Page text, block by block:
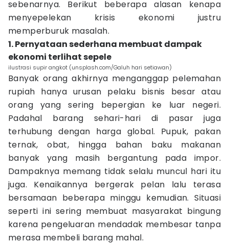
sebenarnya. Berikut beberapa alasan kenapa
menyepelekan krisis ekonomi justru
memperburuk masalah.
1. Pernyataan sederhana membuat dampak
ekonomi terlihat sepele
ilustrasi supir angkot (unsplash.com/Galuh hari setiawan)
Banyak orang akhirnya menganggap pelemahan
rupiah hanya urusan pelaku bisnis besar atau
orang yang sering bepergian ke luar negeri.
Padahal barang sehari-hari di pasar juga
terhubung dengan harga global. Pupuk, pakan
ternak, obat, hingga bahan baku makanan
banyak yang masih bergantung pada impor.
Dampaknya memang tidak selalu muncul hari itu
juga. Kenaikannya bergerak pelan lalu terasa
bersamaan beberapa minggu kemudian. Situasi
seperti ini sering membuat masyarakat bingung
karena pengeluaran mendadak membesar tanpa
merasa membeli barang mahal.